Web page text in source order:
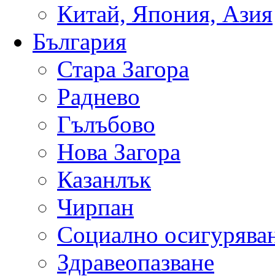
Китай, Япония, Азия
България
Стара Загора
Раднево
Гълъбово
Нова Загора
Казанлък
Чирпан
Социално
Здравеопазване